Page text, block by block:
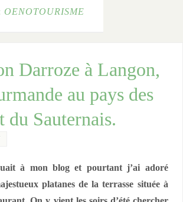
OENOTOURISME
Darroze à Langon,
au pays des
du Sauternais.
à mon blog et pourtant j’ai adoré
platanes de la terrasse située à